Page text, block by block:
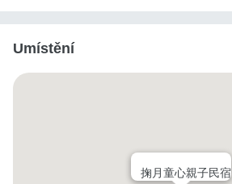
Umístění
掬月童心親子民宿